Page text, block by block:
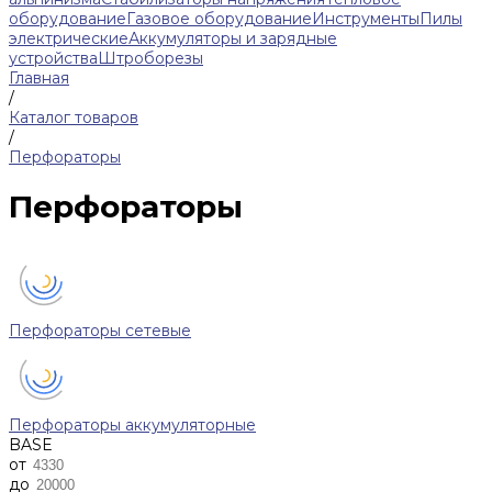
оборудованиеГазовое оборудованиеИнструментыПилы
электрическиеАккумуляторы и зарядные
устройстваШтроборезы
Главная
/
Каталог товаров
/
Перфораторы
Перфораторы
Перфораторы сетевые
Перфораторы аккумуляторные
BASE
от
до